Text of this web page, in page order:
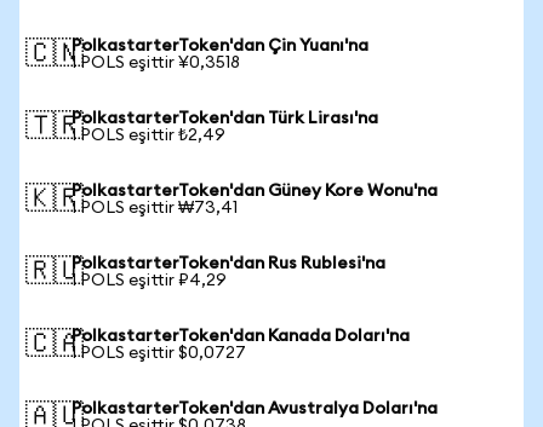
🇨🇳PolkastarterToken'dan Çin Yuanı'na
1 POLS eşittir ¥0,3518
🇹🇷PolkastarterToken'dan Türk Lirası'na
1 POLS eşittir ₺2,49
🇰🇷PolkastarterToken'dan Güney Kore Wonu'na
1 POLS eşittir ₩73,41
🇷🇺PolkastarterToken'dan Rus Rublesi'na
1 POLS eşittir ₽4,29
🇨🇦PolkastarterToken'dan Kanada Doları'na
1 POLS eşittir $0,0727
🇦🇺PolkastarterToken'dan Avustralya Doları'na